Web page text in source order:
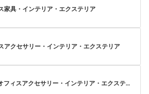
家具・インテリア・エクステリア
アクセサリー・インテリア・エクステリア
フィスアクセサリー・インテリア・エクステリ